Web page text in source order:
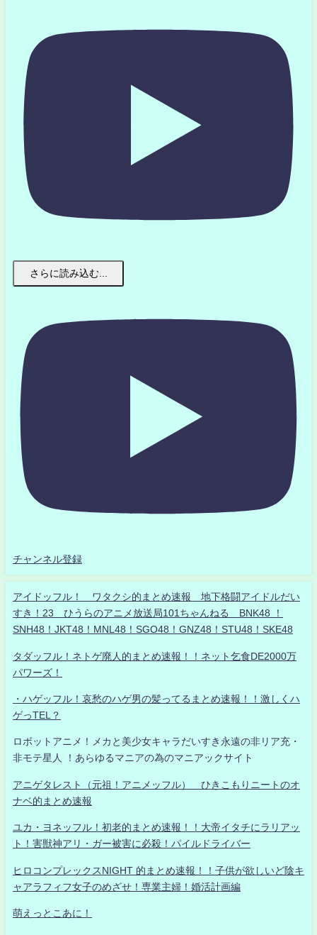
さらに読み込む...
チャンネル登録
アイドッフル！ ワタクシ的まとめ速報 地下格闘アイドルだい
すき！23 ひうらのアニメ放送局101ちゃんねる BNK48 ！
SNH48！JKT48！MNL48！SGO48！GNZ48！STU48！SKE48
タダッフル！ネトゲ廃人的まとめ速報！！ネット乞食DE2000万
パワーズ！
・ハゲッフル！哀愁のハゲ男の髪ってるまとめ速報！！激しくハ
ゲっTEL？
ロボットアニメ！メカと美少女キャラだいすき永遠の非リア充・
非モテ星人 ！あらゆるマニアの為のマニアックサイト
アニゲタレスト（元祖！アニメッフル） ひきこもりニートのオ
ナベ的まとめ速報
ユカ・ヨネッフル！初老的まとめ速報！！大帝イタチにラリアッ
ト！害獣神アリ・ガー被害に必殺！パイルドライバー
ヒロコンプレックスNIGHT 的まとめ速報！！子供が欲しいど陰キ
ャアラフィフ女子のめざせ！専業主婦！婚活計画編
萌えっとこあに！